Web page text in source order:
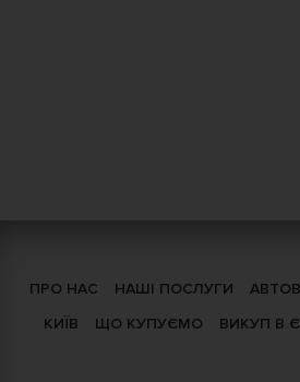
ПРО НАС НАШІ ПОСЛУГИ
КИЇВ
ЩО КУПУЄМО ВИКУП В